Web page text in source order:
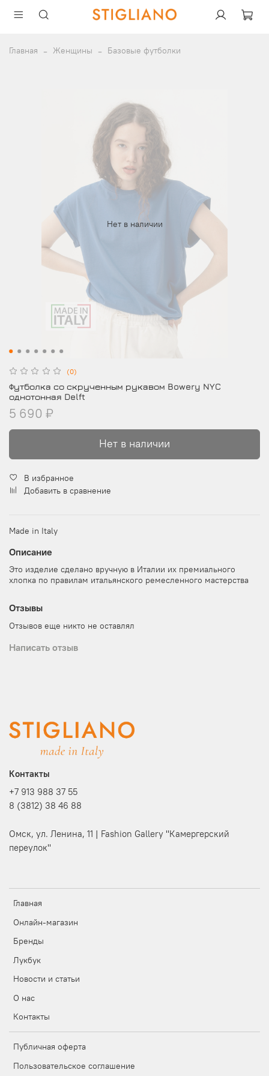
Главная Женщины Базовые футболки
Нет в наличии
(0)
Футболка со скрученным рукавом Bowery NYC
однотонная Delft
5 690 ₽
Нет в наличии
В избранное
Добавить в сравнение
Made in Italy
Описание
Это изделие сделано вручную в Италии их премиального
хлопка по правилам итальянского ремесленного мастерства
Отзывы
Отзывов еще никто не оставлял
Написать отзыв
Главная
Онлайн-магазин
Бренды
Лукбук
Новости и статьи
О нас
Контакты
Публичная оферта
Пользовательское соглашение
Контакты
+7 913 988 37 55
8 (3812) 38 46 88
Омск, ул. Ленина, 11 | Fashion Gallery "Камергерский
переулок"